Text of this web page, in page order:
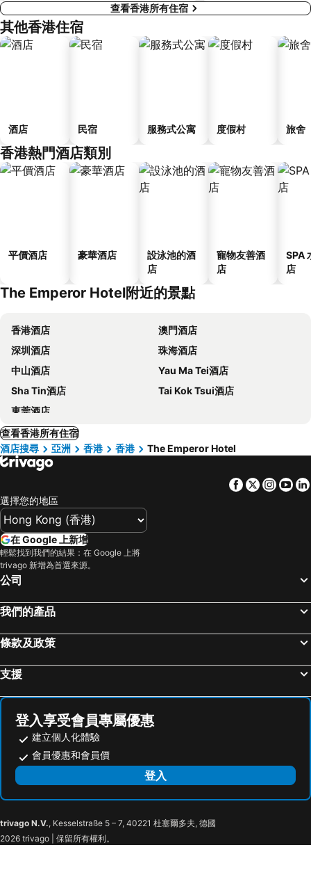
查看香港所有住宿
其他香港住宿
酒店 民宿 服務式公寓 度假村 旅舍
香港熱門酒店類別
平價酒店 豪華酒店
設泳池的酒
店
寵物友善酒
店
SPA
店
The Emperor Hotel附近的景點
香港酒店
澳門酒店
深圳酒店
珠海酒店
中山酒店
Yau Ma Tei酒店
Sha Tin酒店
Tai Kok Tsui酒店
東莞酒店
查看香港所有住宿
酒店搜尋
亞洲 香港 香港 The Emperor Hotel
Facebook
Twitter
選擇您的地區
在 Google 上新增
輕鬆找到我們的結果：在 Google 上將
trivago 新增為首選來源。
公司
我們的產品
條款及政策
支援
登入享受會員專屬優惠
建立個人化體驗
會員優惠和會員價
登入
trivago N.V., Kesselstraße 5 – 7, 40221 杜塞爾多夫, 德國
2026 trivago | 保留所有權利。